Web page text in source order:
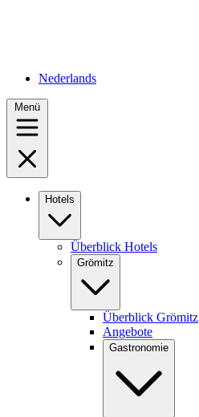
Nederlands
Menü
Hotels
Überblick Hotels
Grömitz
Überblick Grömitz
Angebote
Gastronomie